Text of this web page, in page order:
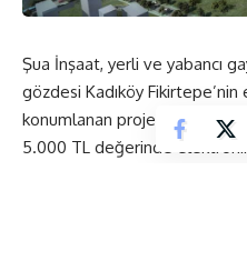
Şua İnşaat, yerli ve yabancı
gözdesi Kadıköy
konumlanan projesi Elite
5.000 TL değerinde